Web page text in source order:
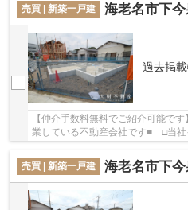
売買 | 新築一戸建
海老名市下今泉3丁目 新
過去掲
【仲介手数料無料でご紹介可能で
業している不動産会社です■ □当社
売買 | 新築一戸建
海老名市下今泉3丁目 新